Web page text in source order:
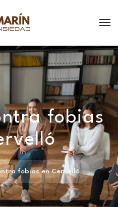
fobias
fobias en Cervelló